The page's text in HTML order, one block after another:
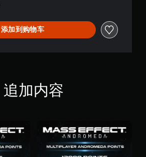
添加到购物车
追加内容